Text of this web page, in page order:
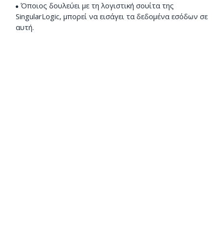
Όποιος δουλεύει με τη λογιστική σουίτα της
SingularLogic, μπορεί να εισάγει τα δεδομένα εσόδων σε
αυτή.